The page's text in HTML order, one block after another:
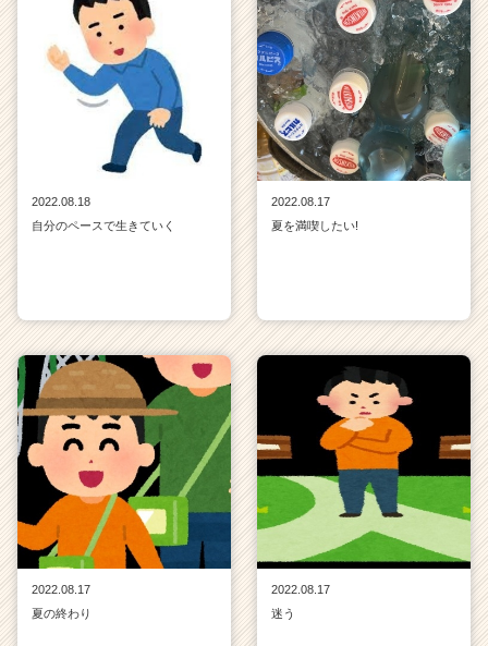
2022.08.18
自分のペースで生きていく
2022.08.17
夏を満喫したい!
2022.08.17
夏の終わり
2022.08.17
迷う